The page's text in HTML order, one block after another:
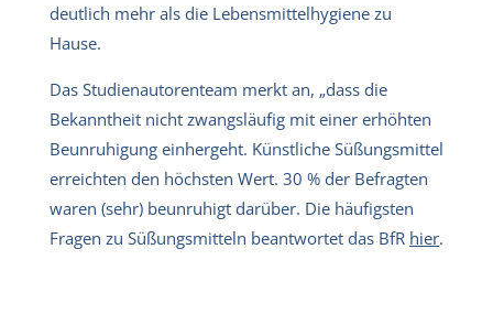
deutlich mehr als die Lebensmittelhygiene zu
Hause.
Das Studienautorenteam merkt an, „dass die
Bekanntheit nicht zwangsläufig mit einer erhöhten
Beunruhigung einhergeht. Künstliche Süßungsmittel
erreichten den höchsten Wert. 30 % der Befragten
waren (sehr) beunruhigt darüber. Die häufigsten
Fragen zu Süßungsmitteln beantwortet das BfR hier.